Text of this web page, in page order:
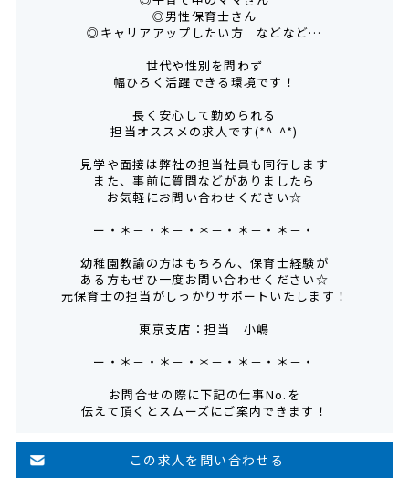
◎男性保育士さん
◎キャリアアップしたい方 などなど…
世代や性別を問わず
幅ひろく活躍できる環境です！
長く安心して勤められる
担当オススメの求人です(*^-^*)
見学や面接は弊社の担当社員も同行します
また、事前に質問などがありましたら
お気軽にお問い合わせください☆
ー・＊－・＊－・＊－・＊－・＊－・
幼稚園教諭の方はもちろん、保育士経験が
ある方もぜひ一度お問い合わせください☆
元保育士の担当がしっかりサポートいたします！
東京支店：担当 小嶋
ー・＊－・＊－・＊－・＊－・＊－・
お問合せの際に下記の仕事No.を
伝えて頂くとスムーズにご案内できます！
この求人を問い合わせる